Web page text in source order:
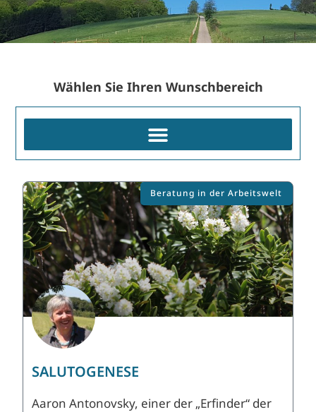
Wählen Sie Ihren Wunschbereich
Beratung in der Arbeitswelt
SALUTOGENESE
Aaron Antonovsky, einer der „Erfinder“ der